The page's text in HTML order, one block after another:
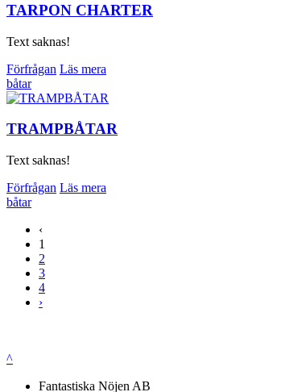
TARPON CHARTER
Text saknas!
Förfrågan Läs mera
båtar
TRAMPBÅTAR
Text saknas!
Förfrågan Läs mera
båtar
‹
1
2
3
4
›
^
Fantastiska Nöjen AB